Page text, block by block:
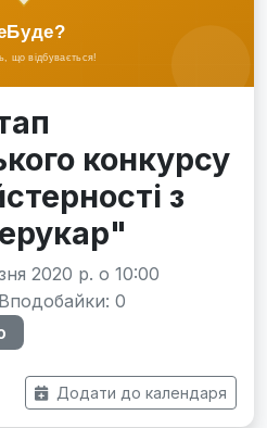
конкурсу
з
2020 р. о 10:00
Вподобайки: 0
Додати до календаря